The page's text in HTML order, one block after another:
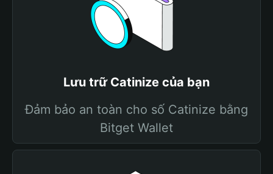
Lưu trữ Catinize của bạn
Đảm bảo an toàn cho số Catinize bằng
Bitget Wallet